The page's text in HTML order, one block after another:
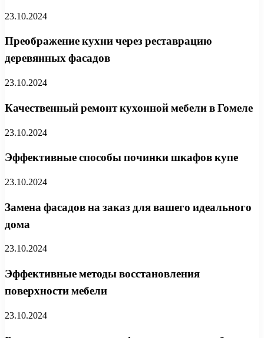
23.10.2024
Преображение кухни через реставрацию
деревянных фасадов
23.10.2024
Качественный ремонт кухонной мебели в Гомеле
23.10.2024
Эффективные способы починки шкафов купе
23.10.2024
Замена фасадов на заказ для вашего идеального
дома
23.10.2024
Эффективные методы восстановления
поверхности мебели
23.10.2024